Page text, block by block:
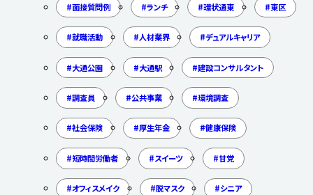
面接質問例 ランチ 環状通東 東区
就職活動 人材業界 デュアルキャリア
大通公園 大通駅 建設コンサルタント
調査員 公共事業 環境調査
社会保険 厚生年金 健康保険
短時間労働者 スイーツ 甘党
オフィスメイク 脱マスク シニア